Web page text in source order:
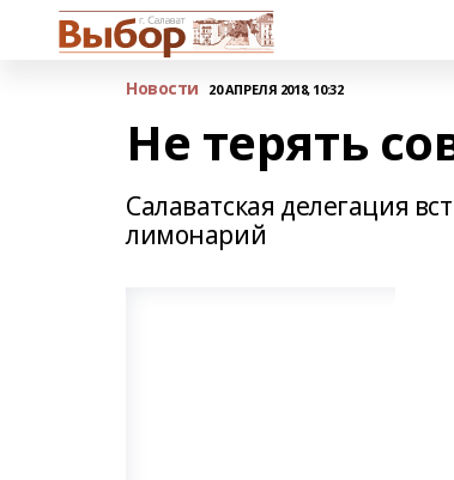
Новости 20 АПРЕЛЯ 2018, 10:32
Не терять
Салаватская делегация
лимонарий